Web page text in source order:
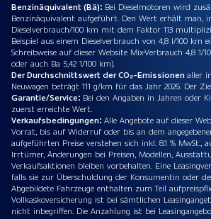
Benzinäquivalent (Bä): Bei Dieselmotoren wird
Benzinäquivalent aufgeführt. Den Wert erhält man,
Dieselverbrauch/100 km mit dem Faktor 113
Beispiel aus einem Dieselverbrauch von 4,8 l/100 km
Schreibweise auf dieser Website Mix-Verbrauch 4,8 1/
oder auch Ba 5,42 1/100 km).
Der Durchschnittswert der CO₂-Emissionenaller
Neuwagen beträgt 111 g/km für das Jahr 2026. Der
Garantie/Service: Bei den Angaben in Jahren oder
zuerst erreichte Wert.
Verkaufsbedingungen: Alle Angebote auf dieser
Vorrat, bis auf Widerruf oder bis an dem
aufgeführten Preise verstehen sich inkl. 8.1 % MwSt.,
Irrtümer, Änderungen bei Preisen, Modellen,
Verkaufsaktionen bleiben vorbehalten. Eine
falls sie zur Überschuldung der Konsumentin oder
Abgebildete Fahrzeuge enthalten zum Teil
Vollkaskoversicherung ist bei sämtlichen
nicht inbegriffen. Die Anzahlung ist bei